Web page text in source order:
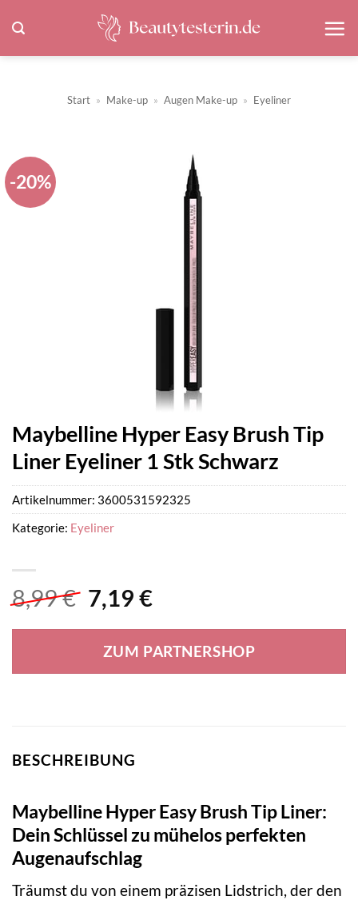
Inhalt
springen
Start » Make-up » Augen Make-up » Eyeliner
-20%
Maybelline Hyper Easy Brush Tip
Liner Eyeliner 1 Stk Schwarz
8,99€ Ursprünglicher
war:
8,99 €
7,19 €Aktueller
ist:
7,19 €.
ZUM PARTNERSHOP
Artikelnummer: 3600531592325
Kategorie: Eyeliner
BESCHREIBUNG
Maybelline Hyper Easy Brush Tip Liner:
Dein Schlüssel zu mühelos perfekten
Augenaufschlag
Träumst du von einem präzisen Lidstrich, der den